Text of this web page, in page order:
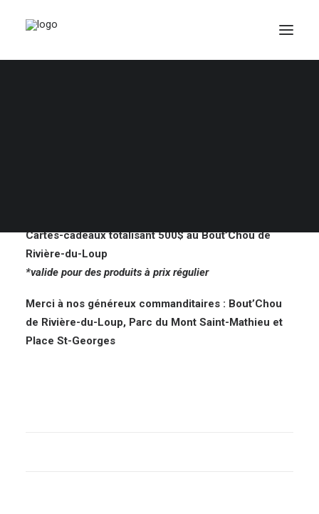
Cartes-cadeaux totalisant 500$ au Bout’Chou de
Rivière-du-Loup
*valide pour des produits à prix régulier
Merci à nos généreux commanditaires : Bout’Chou
de Rivière-du-Loup, Parc du Mont Saint-Mathieu et
Place St-Georges